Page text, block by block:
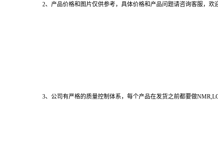
2、产品价格和图片仅供参考，具体价格和产品问题请咨询客服，欢
3、公司有严格的质量控制体系，每个产品在发货之前都要做